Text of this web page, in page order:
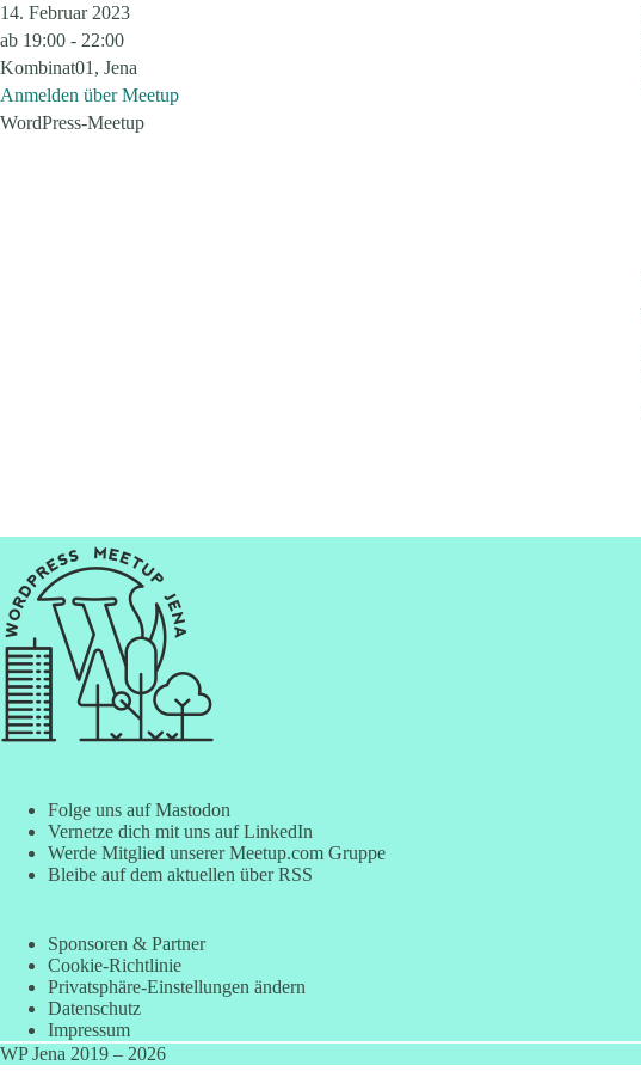
14. Februar 2023
ab 19:00 - 22:00
Kombinat01, Jena
Anmelden über Meetup
WordPress-Meetup
Folge uns auf Mastodon
Vernetze dich mit uns auf LinkedIn
Werde Mitglied unserer Meetup.com Gruppe
Bleibe auf dem aktuellen über RSS
Sponsoren & Partner
Cookie-Richtlinie
Privatsphäre-Einstellungen ändern
Datenschutz
Impressum
WP Jena 2019 – 2026